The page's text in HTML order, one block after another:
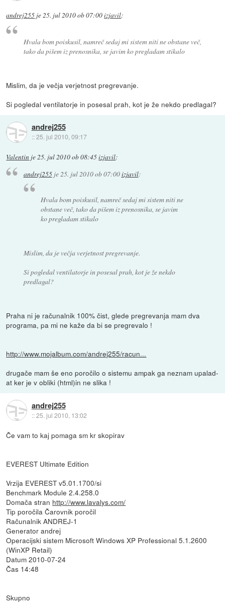
andrej255 je25. jul 2010 ob 07:00izjavil:
Hvala bom poiskusil, namreč sedaj mi sistem niti ne obstane več,
tako da pišem iz prenosnika, se javim ko pregladam stikalo
Mislim, da je večja verjetnost pregrevanje.
Si pogledal ventilatorje in posesal prah, kot je že nekdo predlagal?
andrej255
::25. jul 2010, 09:17
Valentin je25. jul 2010 ob 08:45izjavil:
andrej255je 25. jul 2010 ob 07:00izjavil:
Hvala bom poiskusil, namreč sedaj mi sistem niti ne
obstane več, tako da pišem iz prenosnika, se javim
ko pregladam stikalo
Mislim, da je večja verjetnost pregrevanje.
Si pogledal ventilatorje in posesal prah, kot je že nekdo
predlagal?
Praha ni je računalnik 100% čist, glede pregrevanja mam dva
programa, pa mi ne kaže da bi se pregrevalo !
http://www.mojalbum.com/andrej255/racun...
drugače mam še eno poročilo o sistemu ampak ga neznam upalad-
at ker je v obliki (html)in ne slika !
andrej255
::25. jul 2010, 13:02
Če vam to kaj pomaga sm kr skopirav
EVEREST Ultimate Edition
Vrzija EVEREST v5.01.1700/si
Benchmark Module 2.4.258.0
Domača stran http://www.lavalys.com/
Tip poročila Čarovnik poročil
Računalnik ANDREJ-1
Generator andrej
Operacijski sistem Microsoft Windows XP Professional 5.1.2600
(WinXP Retail)
Datum 2010-07-24
Čas 14:48
Skupno